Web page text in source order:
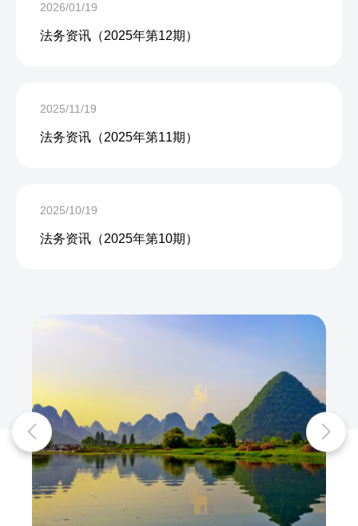
2026/01/19
法务资讯（2025年第12期）
2025/11/19
法务资讯（2025年第11期）
2025/10/19
法务资讯（2025年第10期）